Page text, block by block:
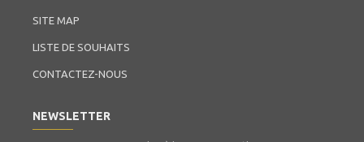
SITE MAP
LISTE DE SOUHAITS
CONTACTEZ-NOUS
NEWSLETTER